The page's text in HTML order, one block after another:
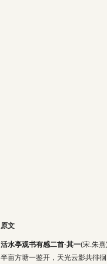
原文
活水亭观书有感二首·其一(宋.朱熹
半亩方塘一鉴开，天光云影共徘